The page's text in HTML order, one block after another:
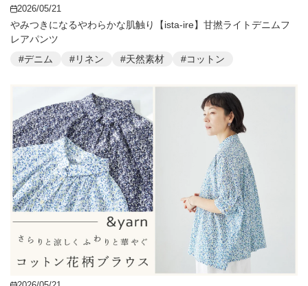
2026/05/21
やみつきになるやわらかな肌触り【ista-ire】甘撚ライトデニムフ
レアパンツ
#デニム
#リネン #天然素材 #コットン